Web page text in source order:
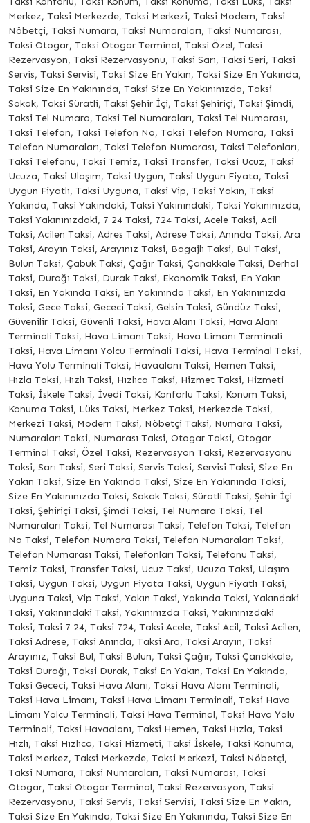
Merkez, Taksi Merkezde, Taksi Merkezi, Taksi Modern, Taksi
Nöbetçi, Taksi Numara, Taksi Numaraları, Taksi Numarası,
Taksi Otogar, Taksi Otogar Terminal, Taksi Özel, Taksi
Rezervasyon, Taksi Rezervasyonu, Taksi Sarı, Taksi Seri, Taksi
Servis, Taksi Servisi, Taksi Size En Yakın, Taksi Size En Yakında,
Taksi Size En Yakınında, Taksi Size En Yakınınızda, Taksi
Sokak, Taksi Süratli, Taksi Şehir İçi, Taksi Şehiriçi, Taksi Şimdi,
Taksi Tel Numara, Taksi Tel Numaraları, Taksi Tel Numarası,
Taksi Telefon, Taksi Telefon No, Taksi Telefon Numara, Taksi
Telefon Numaraları, Taksi Telefon Numarası, Taksi Telefonları,
Taksi Telefonu, Taksi Temiz, Taksi Transfer, Taksi Ucuz, Taksi
Ucuza, Taksi Ulaşım, Taksi Uygun, Taksi Uygun Fiyata, Taksi
Uygun Fiyatlı, Taksi Uyguna, Taksi Vip, Taksi Yakın, Taksi
Yakında, Taksi Yakındaki, Taksi Yakınındaki, Taksi Yakınınızda,
Taksi Yakınınızdaki, 7 24 Taksi, 724 Taksi, Acele Taksi, Acil
Taksi, Acilen Taksi, Adres Taksi, Adrese Taksi, Anında Taksi, Ara
Taksi, Arayın Taksi, Arayınız Taksi, Bagajlı Taksi, Bul Taksi,
Bulun Taksi, Çabuk Taksi, Çağır Taksi, Çanakkale Taksi, Derhal
Taksi, Durağı Taksi, Durak Taksi, Ekonomik Taksi, En Yakın
Taksi, En Yakında Taksi, En Yakınında Taksi, En Yakınınızda
Taksi, Gece Taksi, Gececi Taksi, Gelsin Taksi, Gündüz Taksi,
Güvenilir Taksi, Güvenli Taksi, Hava Alanı Taksi, Hava Alanı
Terminali Taksi, Hava Limanı Taksi, Hava Limanı Terminali
Taksi, Hava Limanı Yolcu Terminali Taksi, Hava Terminal Taksi,
Hava Yolu Terminali Taksi, Havaalanı Taksi, Hemen Taksi,
Hızla Taksi, Hızlı Taksi, Hızlıca Taksi, Hizmet Taksi, Hizmeti
Taksi, İskele Taksi, İvedi Taksi, Konforlu Taksi, Konum Taksi,
Konuma Taksi, Lüks Taksi, Merkez Taksi, Merkezde Taksi,
Merkezi Taksi, Modern Taksi, Nöbetçi Taksi, Numara Taksi,
Numaraları Taksi, Numarası Taksi, Otogar Taksi, Otogar
Terminal Taksi, Özel Taksi, Rezervasyon Taksi, Rezervasyonu
Taksi, Sarı Taksi, Seri Taksi, Servis Taksi, Servisi Taksi, Size En
Yakın Taksi, Size En Yakında Taksi, Size En Yakınında Taksi,
Size En Yakınınızda Taksi, Sokak Taksi, Süratli Taksi, Şehir İçi
Taksi, Şehiriçi Taksi, Şimdi Taksi, Tel Numara Taksi, Tel
Numaraları Taksi, Tel Numarası Taksi, Telefon Taksi, Telefon
No Taksi, Telefon Numara Taksi, Telefon Numaraları Taksi,
Telefon Numarası Taksi, Telefonları Taksi, Telefonu Taksi,
Temiz Taksi, Transfer Taksi, Ucuz Taksi, Ucuza Taksi, Ulaşım
Taksi, Uygun Taksi, Uygun Fiyata Taksi, Uygun Fiyatlı Taksi,
Uyguna Taksi, Vip Taksi, Yakın Taksi, Yakında Taksi, Yakındaki
Taksi, Yakınındaki Taksi, Yakınınızda Taksi, Yakınınızdaki
Taksi, Taksi 7 24, Taksi 724, Taksi Acele, Taksi Acil, Taksi Acilen,
Taksi Adrese, Taksi Anında, Taksi Ara, Taksi Arayın, Taksi
Arayınız, Taksi Bul, Taksi Bulun, Taksi Çağır, Taksi Çanakkale,
Taksi Durağı, Taksi Durak, Taksi En Yakın, Taksi En Yakında,
Taksi Gececi, Taksi Hava Alanı, Taksi Hava Alanı Terminali,
Taksi Hava Limanı, Taksi Hava Limanı Terminali, Taksi Hava
Limanı Yolcu Terminali, Taksi Hava Terminal, Taksi Hava Yolu
Terminali, Taksi Havaalanı, Taksi Hemen, Taksi Hızla, Taksi
Hızlı, Taksi Hızlıca, Taksi Hizmeti, Taksi İskele, Taksi Konuma,
Taksi Merkez, Taksi Merkezde, Taksi Merkezi, Taksi Nöbetçi,
Taksi Numara, Taksi Numaraları, Taksi Numarası, Taksi
Otogar, Taksi Otogar Terminal, Taksi Rezervasyon, Taksi
Rezervasyonu, Taksi Servis, Taksi Servisi, Taksi Size En Yakın,
Taksi Size En Yakında, Taksi Size En Yakınında, Taksi Size En